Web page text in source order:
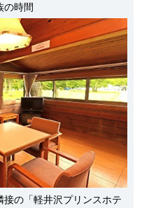
の時間
の「軽井沢プリンスホテ